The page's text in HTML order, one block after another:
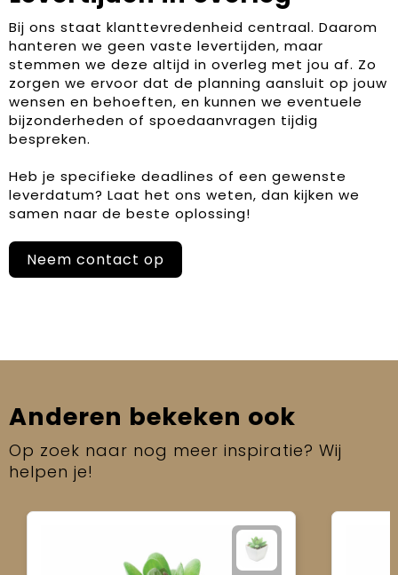
Bij ons staat klanttevredenheid centraal. Daarom
hanteren we geen vaste levertijden, maar
stemmen we deze altijd in overleg met jou af. Zo
zorgen we ervoor dat de planning aansluit op jouw
wensen en behoeften, en kunnen we eventuele
bijzonderheden of spoedaanvragen tijdig
bespreken.
Heb je specifieke deadlines of een gewenste
leverdatum? Laat het ons weten, dan kijken we
samen naar de beste oplossing!
Neem contact op
Anderen bekeken ook
Op zoek naar nog meer inspiratie? Wij
helpen je!